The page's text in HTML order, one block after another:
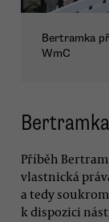
Bertramka
WmC
Příběh
vlastnická
a tedy
k dispozici